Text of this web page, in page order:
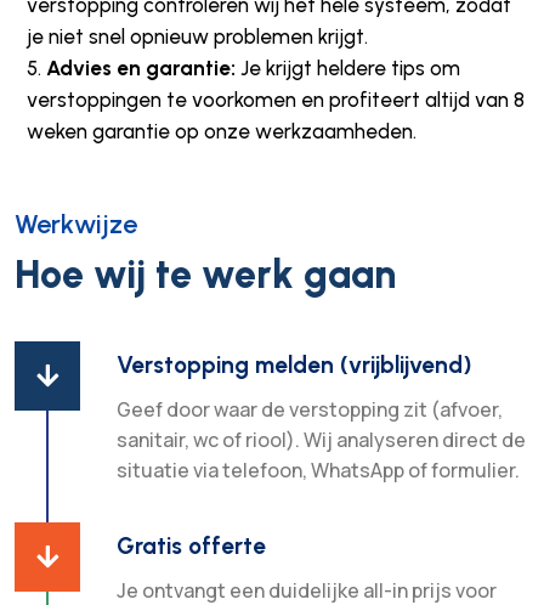
je niet snel opnieuw problemen krijgt.
Advies en garantie: Je krijgt heldere tips om
verstoppingen te voorkomen en profiteert altijd van 8
weken garantie op onze werkzaamheden.
Werkwijze
Hoe wij te werk gaan
 Verstopping melden (vrijblijvend)
Geef door waar de verstopping zit (afvoer,
sanitair, wc of riool). Wij analyseren direct de
situatie via telefoon, WhatsApp of formulier.
 Gratis offerte
Je ontvangt een duidelijke all-in prijs voor